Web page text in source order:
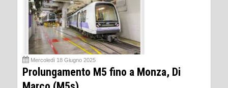
Mercoledì 18 Giugno 2025
Prolungamento M5 fino a Monza, Di